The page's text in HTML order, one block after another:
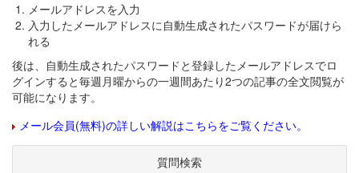
メールアドレスを入力
入力したメールアドレスに自動生成されたパスワードが届けら
れる
後は、自動生成されたパスワードと登録したメールアドレスでロ
グインすると毎週月曜からの一週間あたり2つの記事の全文閲覧が
可能になります。
メール会員(無料)の詳しい解説はこちらをご覧ください。
質問検索